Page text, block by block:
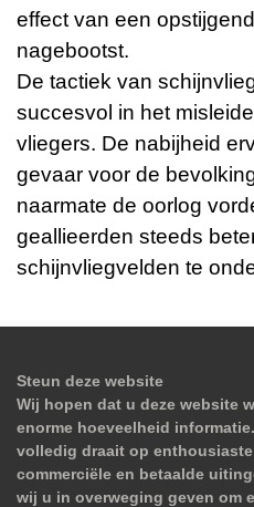
effect van een
nagebootst.
De tactiek van
succesvol in het
vliegers. De nabijheid
gevaar voor de
naarmate de oorlog
geallieerden steeds
schijnvliegvelden te
Steun deze website
Wij hopen dat u deze website
enorme hoeveelheid
volledig draait op
commerciële en betaalde
wij u in overweging geven om